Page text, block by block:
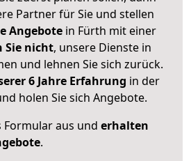
Partner für Sie und stellen
Angebote in Fürth mit einer
Sie nicht, unsere Dienste in
und lehnen Sie sich zurück.
6 Jahre Erfahrung in der
holen Sie sich Angebote.
Formular aus und erhalten
.